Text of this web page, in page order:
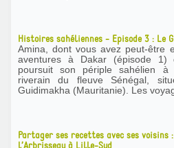
Histoires sahéliennes - Episode 3 : Le
Amina, dont vous avez peut-être
aventures à Dakar (épisode 1)
poursuit son périple sahélien
riverain du fleuve Sénégal,
Guidimakha
Partager ses recettes avec ses